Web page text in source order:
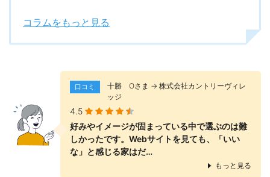
コラムをもっと見る
口コミ
十勝 Оさま → 株式会社カントリーヴィレ
ッジ
4.5
好みやイメージが固まっている中で選ぶのは難
しかったです。Webサイトを見ても、「いい
な」と感じる家はだ…
もっと見る